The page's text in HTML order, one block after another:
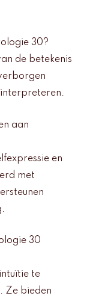
30?
de betekenis
aan
en
met
30
te
Ze bieden